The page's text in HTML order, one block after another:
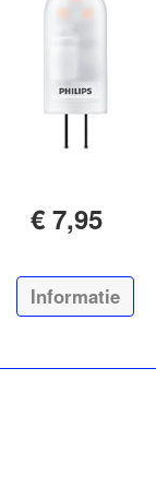
€ 7,95
Informatie